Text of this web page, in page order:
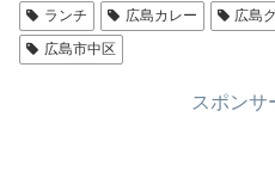
ランチ
広島カレー 広島
広島市中区
スポンサ